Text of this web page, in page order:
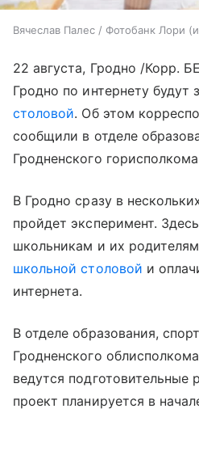
Вячеслав Палес / Фотобанк Лори
22 августа, Гродно /Корр.
Гродно по интернету будут
столовой. Об этом
сообщили в отделе
Гродненского
В Гродно сразу в
пройдет эксперимент.
школьникам и их
школьной столовой и
интернета.
В отделе образования,
Гродненского
ведутся подготовительные
проект планируется в